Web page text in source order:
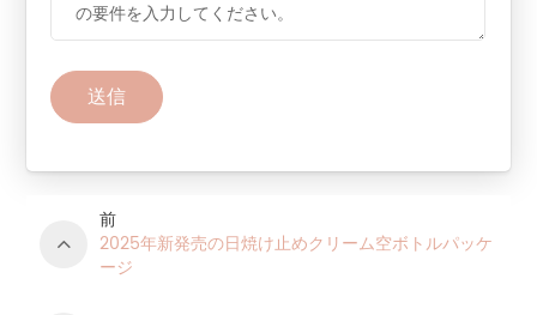
送信
前
2025年新発売の日焼け止めクリーム空ボトルパッケ
ージ